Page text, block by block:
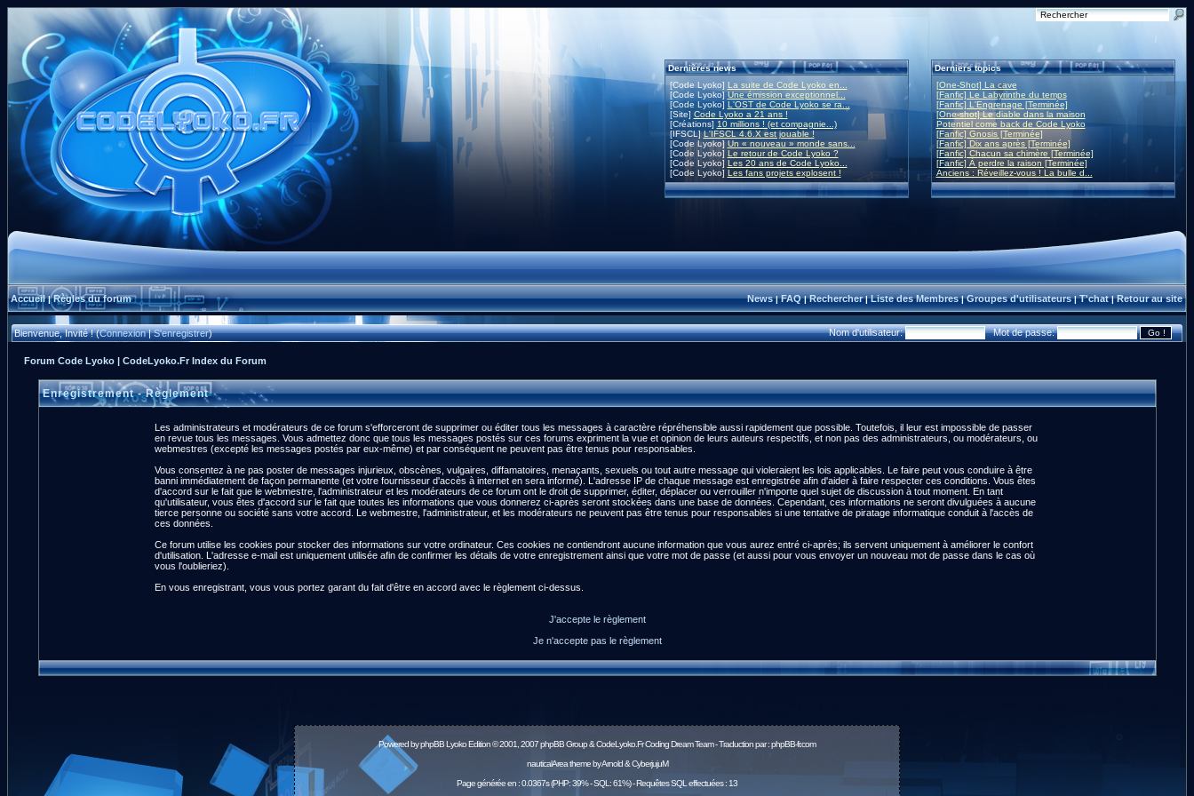
Dernières news
[Code Lyoko] La suite de Code Lyoko en...
[Code Lyoko]Une émission exceptionnel...
[Code Lyoko] L'OST de Code Lyoko se ra...
[Site] Code Lyoko a 21 ans !
[Créations] 10 millions ! (et compagnie...)
[IFSCL]L'IFSCL 4.6.X est jouable !
[Code Lyoko] Un « nouveau » monde sans...
[Code Lyoko] Le retour de Code Lyoko ?
[Code Lyoko] Les 20 ans de Code Lyoko...
[Code Lyoko] Les fans projets explosent !
Derniers topics
[One-Shot] La cave
[Fanfic] Le Labyrinthe du temps
[Fanfic] L'Engrenage [Terminée]
[One-shot] Le diable dans la maison
Potentiel come back de Code Lyoko
[Fanfic] Gnosis [Terminée]
[Fanfic] Dix ans après [Terminée]
[Fanfic] Chacun sa chimère [Terminée]
[Fanfic] À perdre la raison [Terminée]
Anciens : Réveillez-vous ! La bulle d...
Accueil|Règles du forum News|FAQ|Rechercher|Liste des Membres|Groupes d'utilisateurs|T'chat|Retour au site
Bienvenue, Invité ! (Connexion|S'enregistrer) Nom d'utilisateur: Mot de passe:
Forum Code Lyoko | CodeLyoko.Fr Index du Forum
Enregistrement - Règlement
Les administrateurs et modérateurs de ce forum s'efforceront de supprimer ou éditer tous les messages à caractère répréhensible aussi rapidement que possible. Toutefois, il leur est impossible de passer
en revue tous les messages. Vous admettez donc que tous les messages postés sur ces forums expriment la vue et opinion de leurs auteurs respectifs, et non pas des administrateurs, ou modérateurs, ou
webmestres (excepté les messages postés par eux-même) et par conséquent ne peuvent pas être tenus pour responsables.
Vous consentez à ne pas poster de messages injurieux, obscènes, vulgaires, diffamatoires, menaçants, sexuels ou tout autre message qui violeraient les lois applicables. Le faire peut vous conduire à être
banni immédiatement de façon permanente (et votre fournisseur d'accès à internet en sera informé). L'adresse IP de chaque message est enregistrée afin d'aider à faire respecter ces conditions. Vous êtes
d'accord sur le fait que le webmestre, l'administrateur et les modérateurs de ce forum ont le droit de supprimer, éditer, déplacer ou verrouiller n'importe quel sujet de discussion à tout moment. En tant
qu'utilisateur, vous êtes d'accord sur le fait que toutes les informations que vous donnerez ci-après seront stockées dans une base de données. Cependant, ces informations ne seront divulguées à aucune
tierce personne ou société sans votre accord. Le webmestre, l'administrateur, et les modérateurs ne peuvent pas être tenus pour responsables si une tentative de piratage informatique conduit à l'accès de
ces données.
Ce forum utilise les cookies pour stocker des informations sur votre ordinateur. Ces cookies ne contiendront aucune information que vous aurez entré ci-après; ils servent uniquement à améliorer le confort
d'utilisation. L'adresse e-mail est uniquement utilisée afin de confirmer les détails de votre enregistrement ainsi que votre mot de passe (et aussi pour vous envoyer un nouveau mot de passe dans le cas où
vous l'oublieriez).
En vous enregistrant, vous vous portez garant du fait d'être en accord avec le règlement ci-dessus.
J'accepte le règlement
Je n'accepte pas le règlement
Powered byphpBBLyoko Edition © 2001, 2007 phpBB Group & CodeLyoko.Fr Coding Dream Team - Traduction par :phpBB-fr.com
nauticalArea theme by Arnold & CyberjujuM
Page générée en : 0.0367s (PHP: 39% - SQL: 61%) - Requêtes SQL effectuées : 13